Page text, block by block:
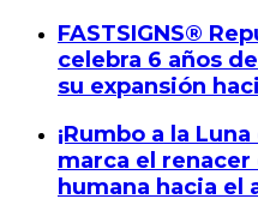
FASTSIGNS®
celebra 6 años
su expansión
¡Rumbo a la
marca el
humana hacia el